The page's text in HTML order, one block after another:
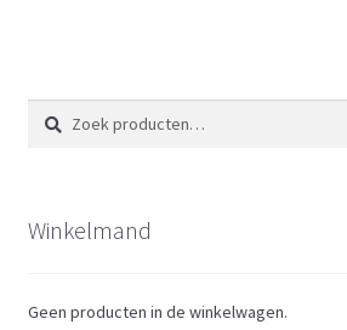
Zoeken
naar:
Zoeken
Winkelmand
Geen producten in de winkelwagen.